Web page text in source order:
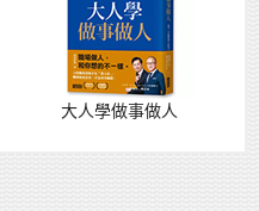
大人學做事做人